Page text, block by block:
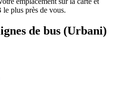
plus près de vous.
de bus (Urbani)